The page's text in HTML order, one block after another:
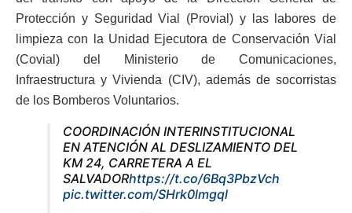
Protección y Seguridad Vial (Provial) y las labores de
limpieza con la Unidad Ejecutora de Conservación Vial
(Covial) del Ministerio de Comunicaciones,
Infraestructura y Vivienda (CIV), además de socorristas
de los Bomberos Voluntarios.
COORDINACIÓN INTERINSTITUCIONAL
EN ATENCIÓN AL DESLIZAMIENTO DEL
KM 24, CARRETERA A EL
SALVADORhttps://t.co/6Bq3PbzVch
pic.twitter.com/SHrk0lmgql